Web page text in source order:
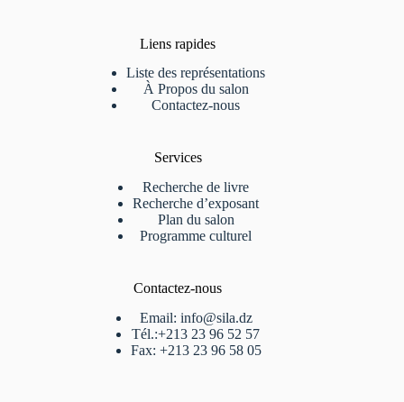
Liens rapides
Liste des représentations
À Propos du salon
Contactez-nous
Services
Recherche de livre
Recherche d’exposant
Plan du salon
Programme culturel
Contactez-nous
Email: info@sila.dz
Tél.:+213 23 96 52 57
Fax: +213 23 96 58 05